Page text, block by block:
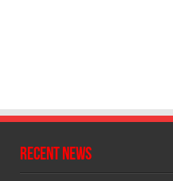
Recent News